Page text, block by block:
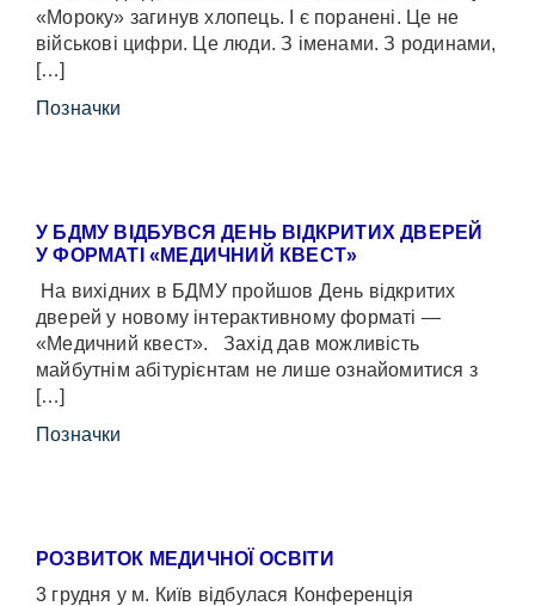
«Мороку» загинув хлопець. І є поранені. Це не
військові цифри. Це люди. З іменами. З родинами,
[…]
Позначки
У БДМУ ВІДБУВСЯ ДЕНЬ ВІДКРИТИХ ДВЕРЕЙ
У ФОРМАТІ «МЕДИЧНИЙ КВЕСТ»
На вихідних в БДМУ пройшов День відкритих
дверей у новому інтерактивному форматі —
«Медичний квест». Захід дав можливість
майбутнім абітурієнтам не лише ознайомитися з
[…]
Позначки
РОЗВИТОК МЕДИЧНОЇ ОСВІТИ
3 грудня у м. Київ відбулася Конференція